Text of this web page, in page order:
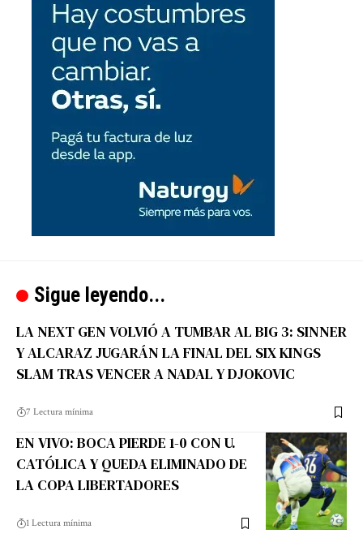
Sigue leyendo...
LA NEXT GEN VOLVIÓ A TUMBAR AL BIG 3: SINNER
Y ALCARAZ JUGARÁN LA FINAL DEL SIX KINGS
SLAM TRAS VENCER A NADAL Y DJOKOVIC
7 Lectura mínima
EN VIVO: BOCA PIERDE 1-0 CON U.
CATÓLICA Y QUEDA ELIMINADO DE
LA COPA LIBERTADORES
1 Lectura mínima